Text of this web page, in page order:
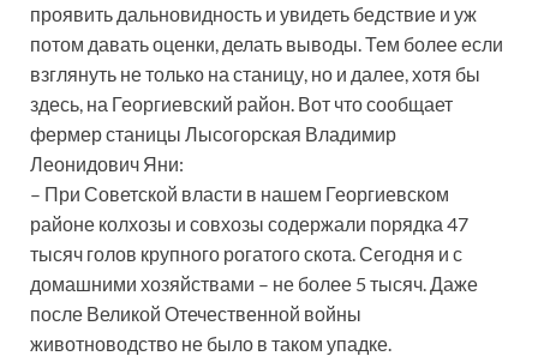
проявить дальновидность и увидеть бедствие и уж
потом давать оценки, делать выводы. Тем более если
взглянуть не только на станицу, но и далее, хотя бы
здесь, на Георгиевский район. Вот что сообщает
фермер станицы Лысогорская Владимир
Леонидович Яни:
– При Советской власти в нашем Георгиевском
районе колхозы и совхозы содержали порядка 47
тысяч голов крупного рогатого скота. Сегодня и с
домашними хозяйствами – не более 5 тысяч. Даже
после Великой Отечественной войны
животноводство не было в таком упадке.